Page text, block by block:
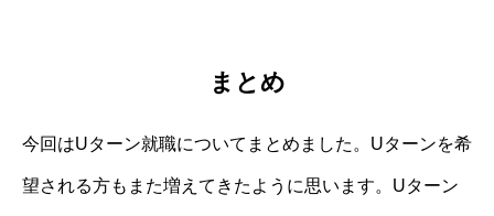
まとめ
今回はUターン就職についてまとめました。Uターンを希
望される方もまた増えてきたように思います。Uターン